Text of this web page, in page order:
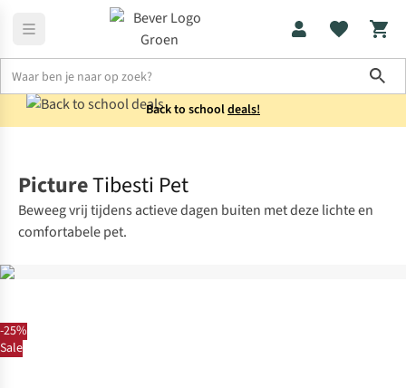
Back to schooldeals!
-25%
Sale
PictureTibesti Pet
Beweeg vrij tijdens actieve dagen buiten met deze lichte en
comfortabele pet.